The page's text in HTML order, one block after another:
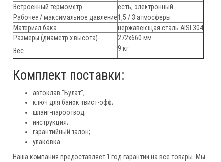
Встроенный термометр
есть, электронный
Рабочее / максимальное давление1,5 / 3 атмосферы
Материал бака
нержавеющая сталь AISI 304
Размеры (диаметр х высота)
272х660 мм
Вес
9 кг
Комплект поставки:
автоклав "Булат";
ключ для банок твист-офф;
шланг-пароотвод;
инструкция;
гарантийный талон;
упаковка.
Наша компания предоставляет 1 год гарантии на все товары. Мы